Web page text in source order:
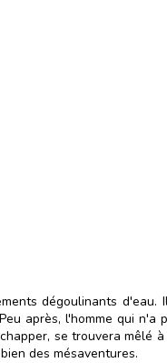
dégoulinants
après, l'homme qui n'a
se trouvera mêlé
des mésaventures.